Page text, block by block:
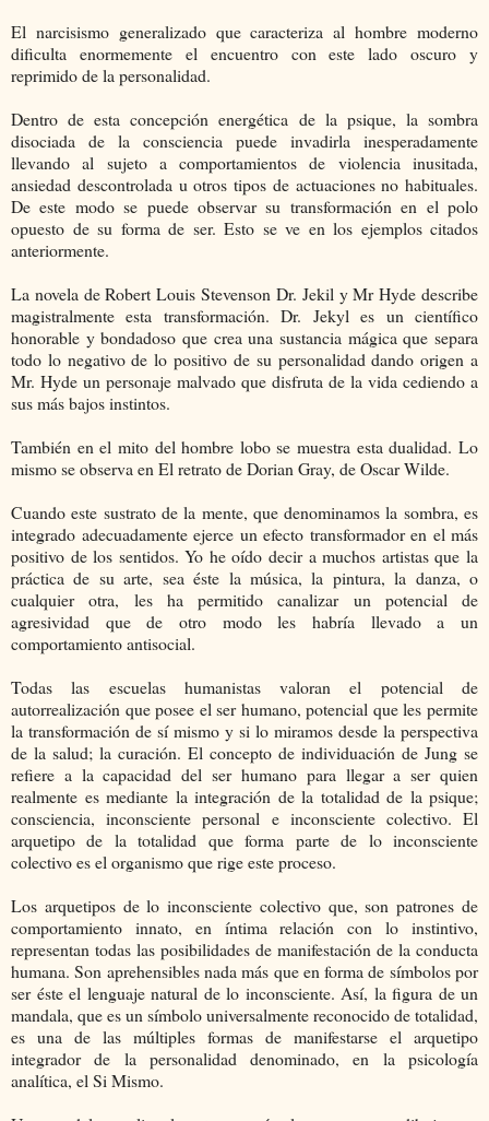
El narcisismo generalizado que caracteriza al hombre moderno
dificulta enormemente el encuentro con este lado oscuro y
reprimido de la personalidad.
Dentro de esta concepción energética de la psique, la sombra
disociada de la consciencia puede invadirla inesperadamente
llevando al sujeto a comportamientos de violencia inusitada,
ansiedad descontrolada u otros tipos de actuaciones no habituales.
De este modo se puede observar su transformación en el polo
opuesto de su forma de ser. Esto se ve en los ejemplos citados
anteriormente.
La novela de Robert Louis Stevenson Dr. Jekil y Mr Hyde describe
magistralmente esta transformación. Dr. Jekyl es un científico
honorable y bondadoso que crea una sustancia mágica que separa
todo lo negativo de lo positivo de su personalidad dando origen a
Mr. Hyde un personaje malvado que disfruta de la vida cediendo a
sus más bajos instintos.
También en el mito del hombre lobo se muestra esta dualidad. Lo
mismo se observa en El retrato de Dorian Gray, de Oscar Wilde.
Cuando este sustrato de la mente, que denominamos la sombra, es
integrado adecuadamente ejerce un efecto transformador en el más
positivo de los sentidos. Yo he oído decir a muchos artistas que la
práctica de su arte, sea éste la música, la pintura, la danza, o
cualquier otra, les ha permitido canalizar un potencial de
agresividad que de otro modo les habría llevado a un
comportamiento antisocial.
Todas las escuelas humanistas valoran el potencial de
autorrealización que posee el ser humano, potencial que les permite
la transformación de sí mismo y si lo miramos desde la perspectiva
de la salud; la curación. El concepto de individuación de Jung se
refiere a la capacidad del ser humano para llegar a ser quien
realmente es mediante la integración de la totalidad de la psique;
consciencia, inconsciente personal e inconsciente colectivo. El
arquetipo de la totalidad que forma parte de lo inconsciente
colectivo es el organismo que rige este proceso.
Los arquetipos de lo inconsciente colectivo que, son patrones de
comportamiento innato, en íntima relación con lo instintivo,
representan todas las posibilidades de manifestación de la conducta
humana. Son aprehensibles nada más que en forma de símbolos por
ser éste el lenguaje natural de lo inconsciente. Así, la figura de un
mandala, que es un símbolo universalmente reconocido de totalidad,
es una de las múltiples formas de manifestarse el arquetipo
integrador de la personalidad denominado, en la psicología
analítica, el Si Mismo.